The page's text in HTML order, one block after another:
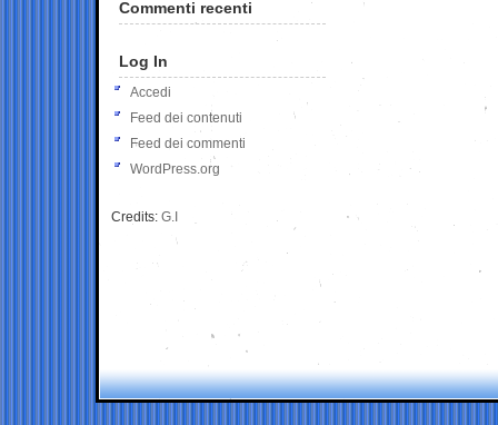
Commenti recenti
Log In
Accedi
Feed dei contenuti
Feed dei commenti
WordPress.org
Credits: G.I